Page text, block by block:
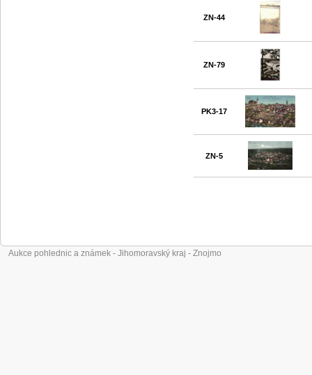
ZN-44
ZN-79
PK3-17
ZN-5
Aukce pohlednic a známek - Jihomoravský kraj - Znojmo